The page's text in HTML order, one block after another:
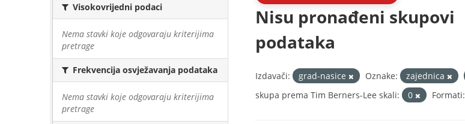
Visokovrijedni podaci
Nema stavki koje odgovaraju kriterijima
pretrage
Frekvencija osvježavanja podataka
Nema stavki koje odgovaraju kriterijima
pretrage
Nisu pronađeni skupovi
podataka
Izdavači: grad-nasice Oznake: zajednica
skupa prema Tim Berners-Lee skali:
0 Formati: